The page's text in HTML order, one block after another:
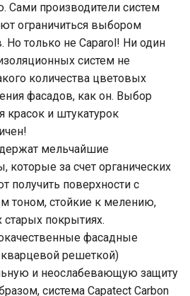
Сами производители систем
ограничиться выбором
Но только не Caparol! Ни один
систем не
количества цветовых
фасадов, как он. Выбор
красок и штукатурок
мельчайшие
которые за счет органических
получить поверхности с
тоном, стойкие к мелению,
старых покрытиях.
фасадные
решеткой)
и неослабевающую защиту
cистема Capatect Carbon